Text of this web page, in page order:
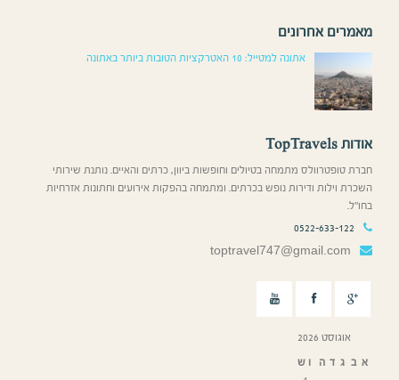
מאמרים אחרונים
אתונה למטייל: 10 האטרקציות הטובות ביותר באתונה
אודות TopTravels
חברת טופטרוולס מתמחה בטיולים וחופשות ביוון, כרתים והאיים. נותנת שירותי
השכרת וילות ודירות נופש בכרתים. ומתמחה בהפקות אירועים וחתונות אזרחיות
בחו”ל.
0522-633-122
toptravel747@gmail.com
אוגוסט 2026
א ב ג ד ה ו ש